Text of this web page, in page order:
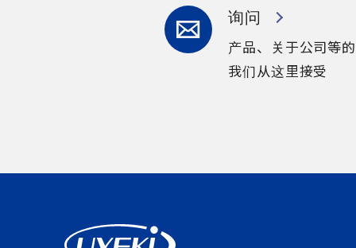
询问
产品、关于公司等
我们从这里接受